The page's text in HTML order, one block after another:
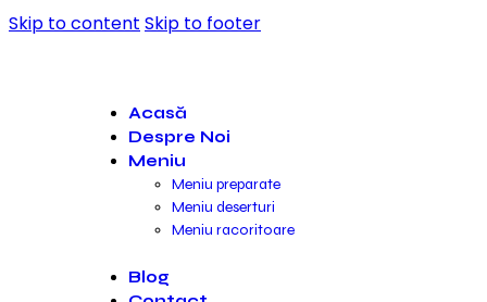
Skip to content Skip to footer
Acasă
Despre Noi
Meniu
Meniu preparate
Meniu deserturi
Meniu racoritoare
Blog